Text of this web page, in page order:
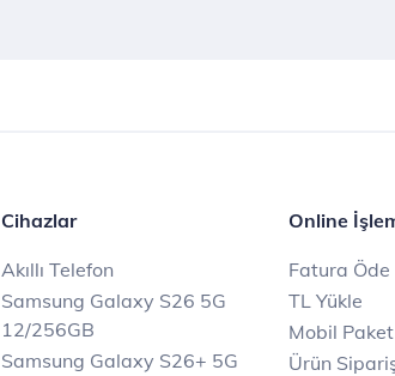
Cihazlar
Akıllı Telefon
Samsung Galaxy S26 5G
12/256GB
Samsung Galaxy S26+ 5G
Online
Fatura Öde
TL Yükle
Mobil
Ürün